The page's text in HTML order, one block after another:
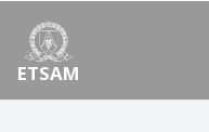
ETSAM